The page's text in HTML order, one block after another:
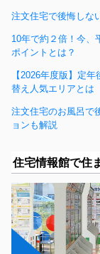
注文住宅で後悔しな
10年で約２倍！今、
ポイントとは？
【2026年度版】定
替え人気エリアとは
注文住宅のお風呂で
ョンも解説
住宅情報館で住